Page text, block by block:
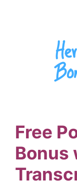
Free
Bonus